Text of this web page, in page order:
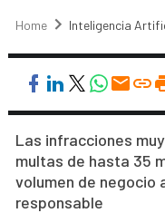
Home Inteligencia
Las infracciones
multas de hasta 35
volumen de negocio
responsable